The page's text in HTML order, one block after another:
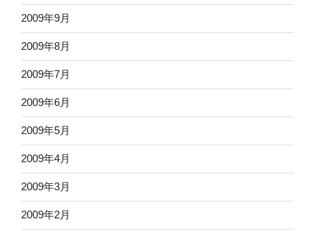
2009年9月
2009年8月
2009年7月
2009年6月
2009年5月
2009年4月
2009年3月
2009年2月